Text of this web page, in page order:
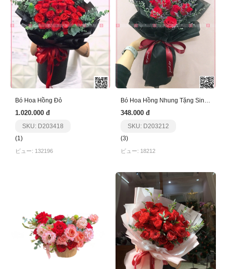
Bó Hoa Hồng Đỏ
1.020.000 đ
SKU: D203418
(1)
ビュー: 132196
Bó Hoa Hồng Nhung Tặng Sinh Nhật
348.000 đ
SKU: D203212
(3)
ビュー: 18212